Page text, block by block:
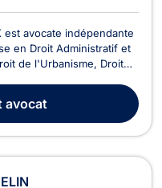
est avocate indépendante
en Droit Administratif et
de l'Urbanisme, Droit
s'engage à fournir
avocat